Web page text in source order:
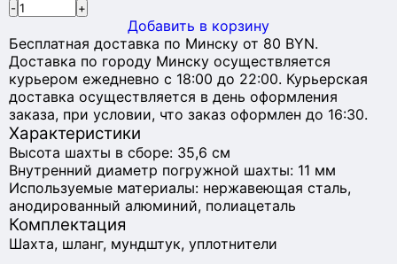
- +
Добавить в корзину
Бесплатная доставка по Минску от 80 BYN.
Доставка по городу Минску осуществляется
курьером ежедневно с 18:00 до 22:00. Курьерская
доставка осуществляется в день оформления
заказа, при условии, что заказ оформлен до 16:30.
Характеристики
Высота шахты в сборе: 35,6 см
Внутренний диаметр погружной шахты: 11 мм
Используемые материалы: нержавеющая сталь,
анодированный алюминий, полиацеталь
Комплектация
Шахта, шланг, мундштук, уплотнители